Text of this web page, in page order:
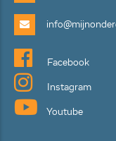
Facebook
Instagram
Youtube